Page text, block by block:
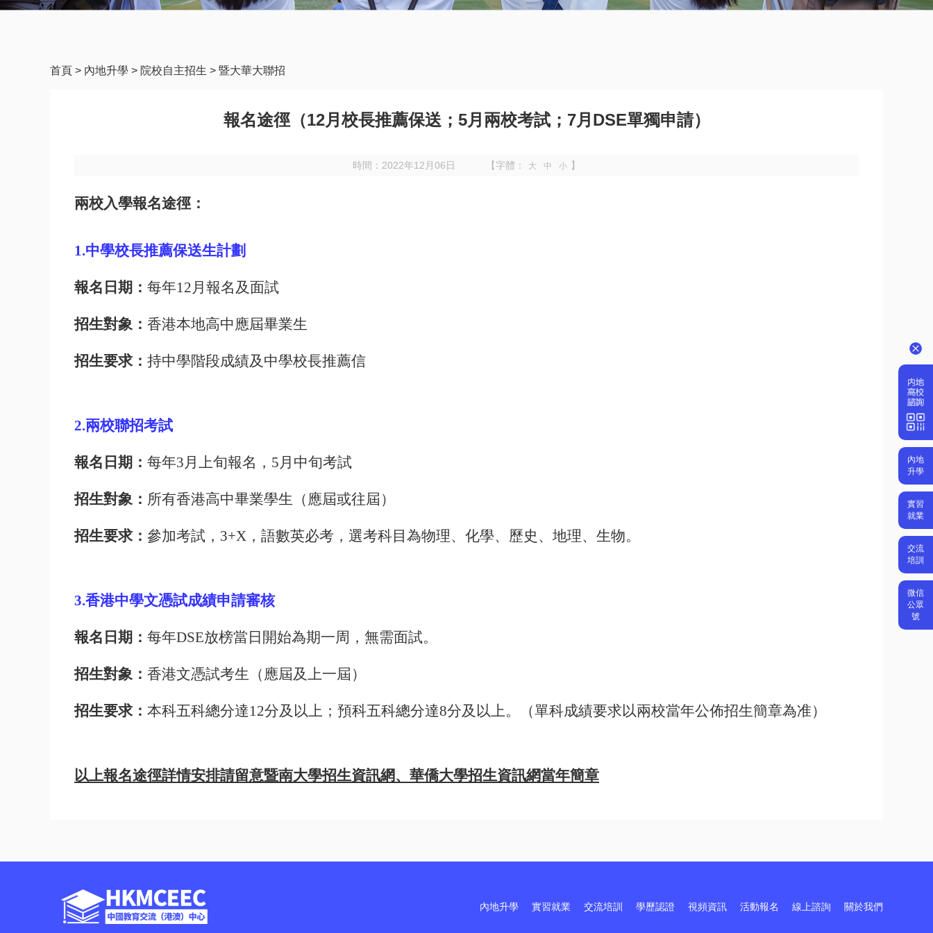
首頁 > 內地升學 > 院校自主招生 > 暨大華大聯招
報名途徑（12月校長推薦保送；5月兩校考試；7月DSE單獨申請）
時間：2022年12月06日 【字體： 大 中 小 】
兩校入學報名途徑：
1.中學校長推薦保送生計劃
報名日期： 每年12 月報名及面試
招生對象： 香港本地高中應屆畢業生
招生要求： 持中學階段成績及中學校長推薦信
2.兩校聯招考試
報名日期： 每年3 月上旬報名， 5 月中旬考試
招生對象： 所有香港高中畢業學生（應屆或往屆）
招生要求： 參加考試， 3+X ，語數英必考，選考科目為物理、化學、歷史、地理、生物。
3.香港中學文憑試成績申請審核
報名日期： 每年DSE放榜當日開始為期一周，無需面試。
招生對象： 香港文憑試考生（應屆及上一屆）
招生要求： 本科五科總分達12分及以上；預科五科總分達8分及以上。（單科成績要求以兩校當年公佈招生簡章為准）
以上報名途徑詳情安排請留意暨南大學招生資訊網、華僑大學招生資訊網當年簡章
內地升學 實習就業 交流培訓 學歷認證 視頻資訊 活動報名 線上諮詢 關於我們
內地
升學
實習
就業
交流
培訓
微信
公眾
號